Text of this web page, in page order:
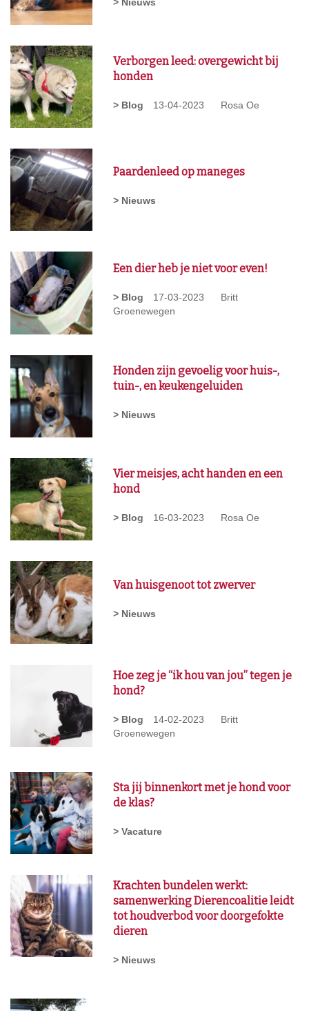
> Blog 13-04-2023 Rosa Oe
Verborgen leed: overgewicht bij
honden
> Nieuws
Paardenleed op maneges
> Blog 17-03-2023
Britt
Groenewegen
Een dier heb je niet voor even!
> Nieuws
Honden zijn gevoelig voor huis-,
tuin-, en keukengeluiden
> Blog 16-03-2023 Rosa Oe
Vier meisjes, acht handen en een
hond
> Nieuws
Van huisgenoot tot zwerver
> Blog 14-02-2023
Britt
Groenewegen
Hoe zeg je “ik hou van jou” tegen je
hond?
> Vacature
Sta jij binnenkort met je hond voor
de klas?
> Nieuws
Krachten bundelen werkt:
samenwerking Dierencoalitie leidt
tot houdverbod voor doorgefokte
dieren